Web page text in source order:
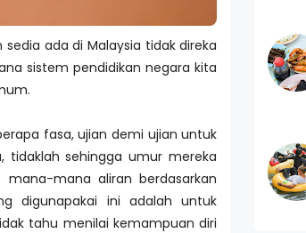
ada di Malaysia tidak direka
sistem pendidikan negara kita
fasa, ujian demi ujian untuk
sehingga umur mereka
mana aliran berdasarkan
digunapakai ini adalah untuk
tahu menilai kemampuan diri